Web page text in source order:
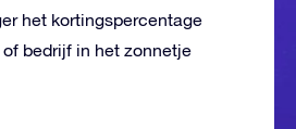
het kortingspercentage
bedrijf in het zonnetje